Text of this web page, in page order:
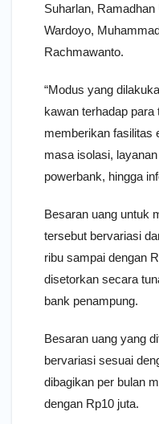
Suharlan,
Wardoyo,
Rachmawanto.
“Modus yang
kawan terhadap para
memberikan fasilitas
masa isolasi,
powerbank, hingga
Besaran uang untuk
tersebut bervariasi
ribu sampai dengan
disetorkan secara
bank penampung.
Besaran uang yang
bervariasi sesuai
dibagikan per bulan
dengan Rp10 juta.